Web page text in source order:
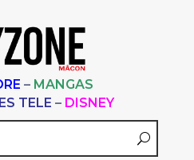
– MANGAS
TELE – DISNEY